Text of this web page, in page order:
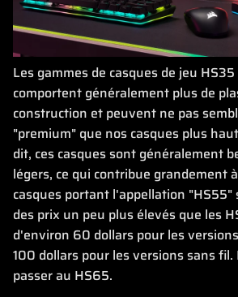
Les gammes de casques de jeu
comportent généralement plus de
construction et peuvent ne pas
"premium" que nos casques plus
dit, ces casques sont généralement
légers, ce qui contribue grandement
casques portant l'appellation "HS55"
des prix un peu plus élevés que les
d'environ 60 dollars pour les
100 dollars pour les versions sans fil.
passer au HS65.